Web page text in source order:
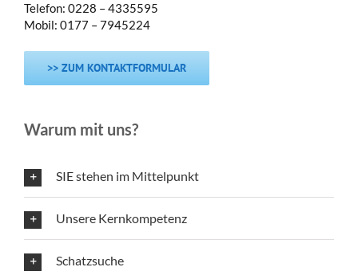
Telefon: 0228 – 4335595
Mobil: 0177 – 7945224
>> ZUM KONTAKTFORMULAR
Warum mit uns?
SIE stehen im Mittelpunkt
Unsere Kernkompetenz
Schatzsuche